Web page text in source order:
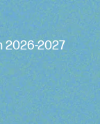
2026-2027